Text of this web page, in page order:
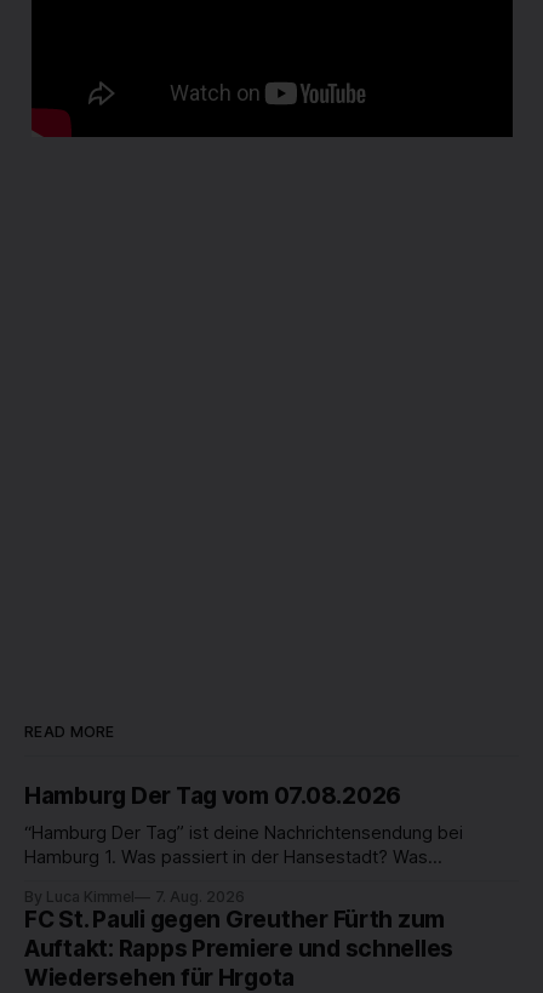
READ MORE
Hamburg Der Tag vom 07.08.2026
“Hamburg Der Tag” ist deine Nachrichtensendung bei
Hamburg 1. Was passiert in der Hansestadt? Was
in unserer Stadt an? Fragen, die von Montag bis Freitag LIVE
um 18 Uhr beantwortet werden - auf YouTube und im TV.
By Luca Kimmel 7. Aug. 2026
FC St. Pauli gegen Greuther Fürth zum
Auftakt: Rapps Premiere und schnelles
Wiedersehen für Hrgota